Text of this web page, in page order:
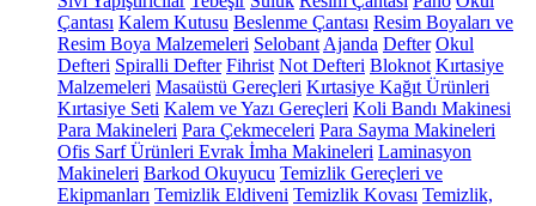
Çantası Kalem Kutusu Beslenme Çantası Resim Boyaları ve
Resim Boya Malzemeleri Selobant Ajanda Defter Okul
Defteri Spiralli Defter Fihrist Not Defteri Bloknot Kırtasiye
Malzemeleri Masaüstü Gereçleri Kırtasiye Kağıt Ürünleri
Kırtasiye Seti Kalem ve Yazı Gereçleri Koli Bandı Makinesi
Para Makineleri Para Çekmeceleri Para Sayma Makineleri
Ofis Sarf Ürünleri Evrak İmha Makineleri Laminasyon
Makineleri Barkod Okuyucu Temizlik Gereçleri ve
Ekipmanları Temizlik Eldiveni Temizlik Kovası Temizlik,